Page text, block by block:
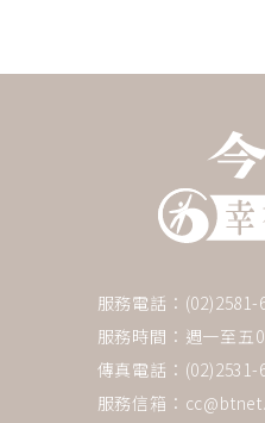
服務電話：(02)2581-
服務時間：週一至五
傳真電話：(02)2531-
服務信箱：